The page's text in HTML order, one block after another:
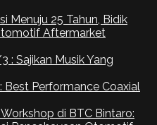
Menuju 25 Tahun, Bidik
Aftermarket
: Sajikan Musik Yang
Best Performance Coaxial
di BTC Bintaro: